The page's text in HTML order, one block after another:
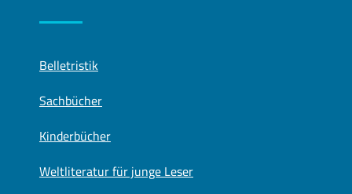
Belletristik
Sachbücher
Kinderbücher
Weltliteratur für junge Leser